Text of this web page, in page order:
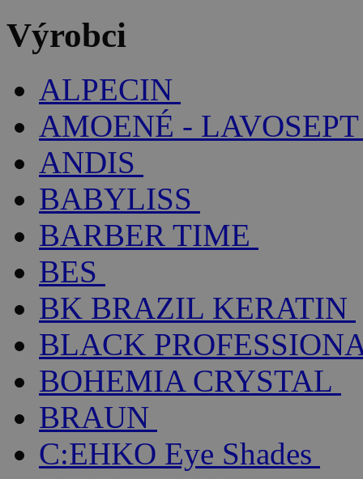
Výrobci
ALPECIN
AMOENÉ - LAVOSEPT
ANDIS
BABYLISS
BARBER TIME
BES
BK BRAZIL KERATIN
BLACK
BOHEMIA CRYSTAL
BRAUN
C:EHKO Eye Shades